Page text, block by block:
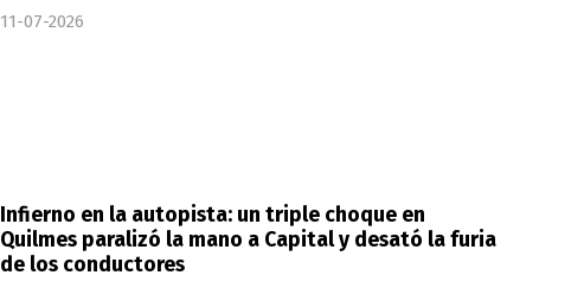
11-07-2026
Infierno en la autopista: un triple choque en
Quilmes paralizó la mano a Capital y desató la furia
de los conductores